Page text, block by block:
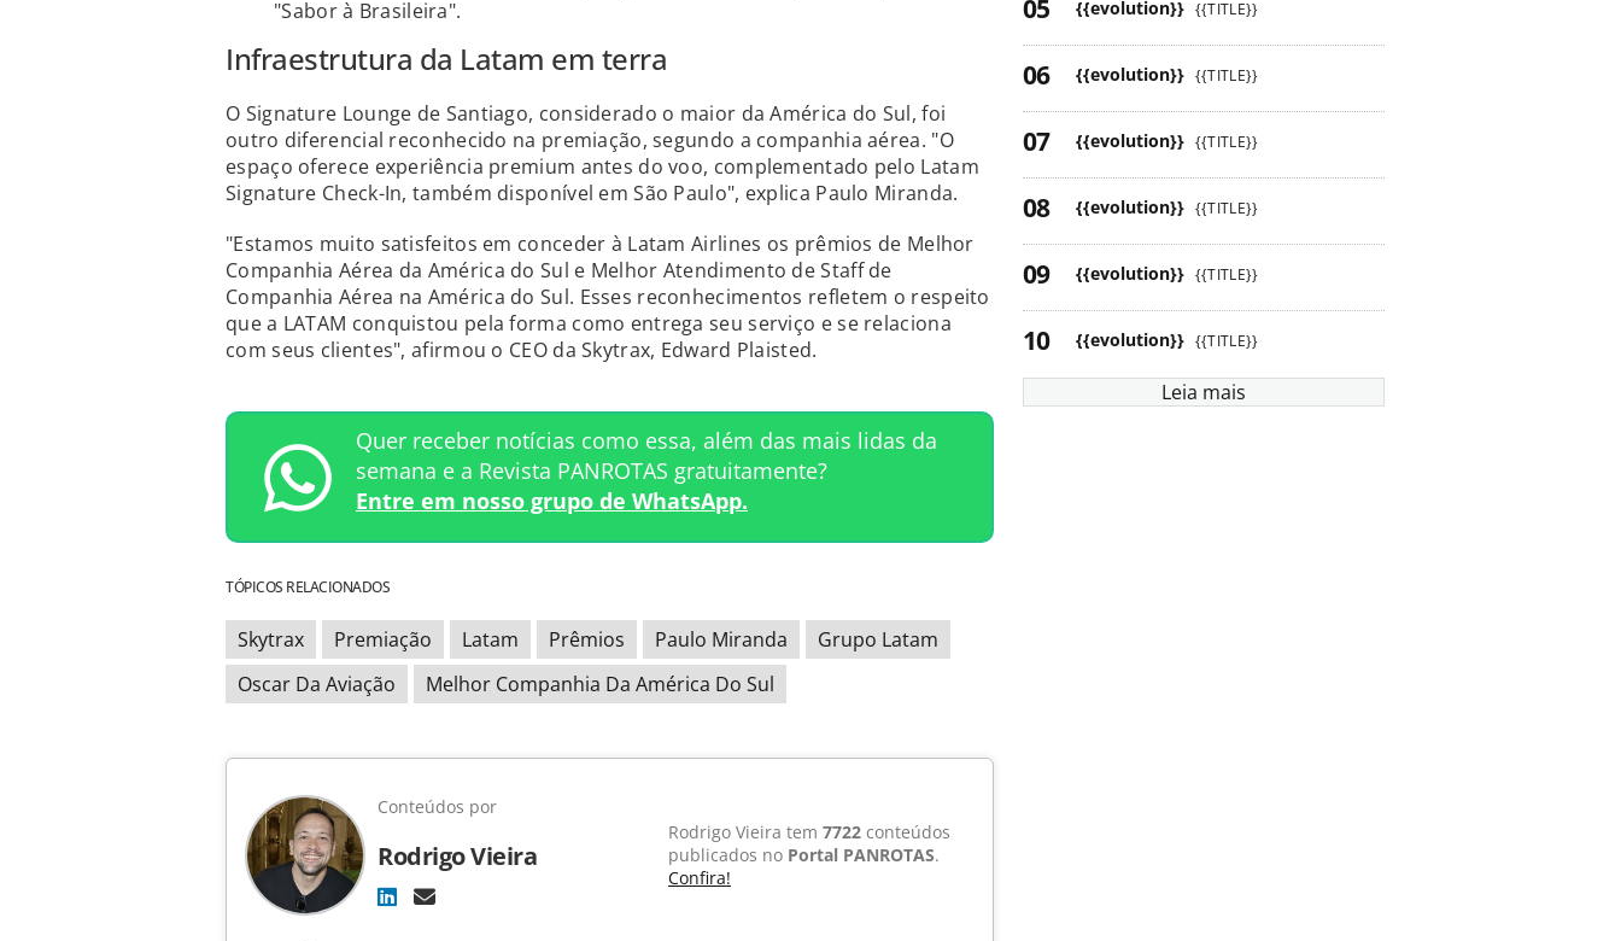
"Sabor à Brasileira".
Infraestrutura da Latam em terra
O Signature Lounge de Santiago, considerado o maior da América do Sul, foi
outro diferencial reconhecido na premiação, segundo a companhia aérea. "O
espaço oferece experiência premium antes do voo, complementado pelo Latam
Signature Check-In, também disponível em São Paulo", explica Paulo Miranda.
"Estamos muito satisfeitos em conceder à Latam Airlines os prêmios de Melhor
Companhia Aérea da América do Sul e Melhor Atendimento de Staff de
Companhia Aérea na América do Sul. Esses reconhecimentos refletem o respeito
que a LATAM conquistou pela forma como entrega seu serviço e se relaciona
com seus clientes", afirmou o CEO da Skytrax, Edward Plaisted.
Quer receber notícias como essa, além das mais lidas da
semana e a Revista PANROTAS gratuitamente?
Entre em nosso grupo de WhatsApp.
TÓPICOS RELACIONADOS
Skytrax Premiação Latam Prêmios Paulo Miranda
Grupo Latam
Oscar Da Aviação
Melhor Companhia Da América Do Sul
Conteúdos por
Rodrigo Vieira
Rodrigo Vieira tem 7722 conteúdos
publicados no Portal PANROTAS.
Confira!
{{evolution}} {{TITLE}}
{{evolution}} {{TITLE}}
{{evolution}} {{TITLE}}
{{evolution}} {{TITLE}}
{{evolution}} {{TITLE}}
{{evolution}} {{TITLE}}
Leia mais